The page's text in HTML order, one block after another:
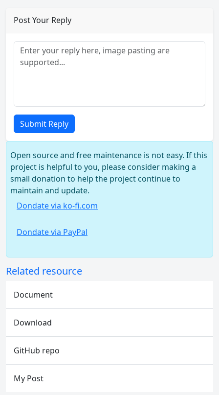
Post Your Reply
Submit Reply
Open source and free maintenance is not easy. If this
project is helpful to you, please consider making a
small donation to help the project continue to
maintain and update.
Dondate via ko-fi.com
Dondate via PayPal
Related resource
Document
Download
GitHub repo
My Post